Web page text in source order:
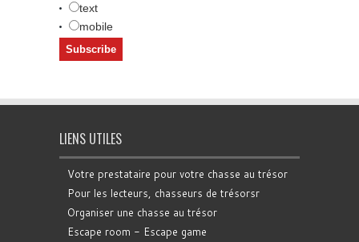
text
mobile
LIENS UTILES
Votre prestataire pour votre chasse au trésor
Pour les lecteurs, chasseurs de trésorsr
Organiser une chasse au trésor
Escape room - Escape game